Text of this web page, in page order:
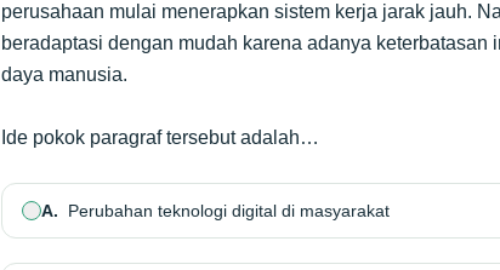
perusahaan mulai menerapkan sistem kerja jarak jauh.
beradaptasi dengan mudah karena adanya keterbatasan
daya manusia.
Ide pokok paragraf tersebut adalah…
A. Perubahan teknologi digital di masyarakat